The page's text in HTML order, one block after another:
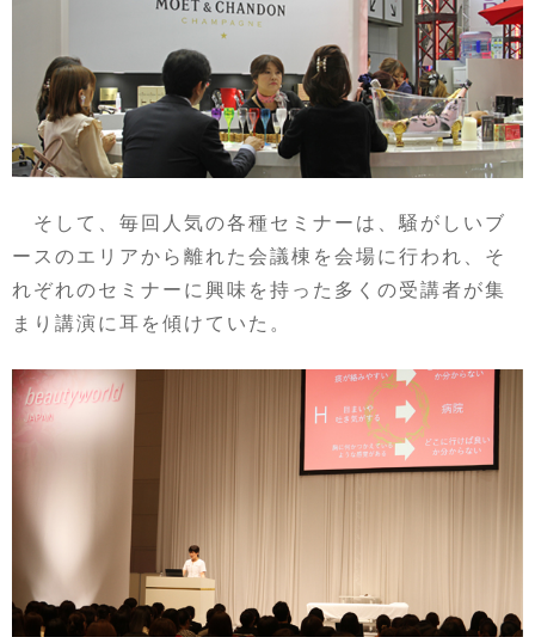
そして、毎回人気の各種セミナーは、騒がしいブ
ースのエリアから離れた会議棟を会場に行われ、そ
れぞれのセミナーに興味を持った多くの受講者が集
まり講演に耳を傾けていた。